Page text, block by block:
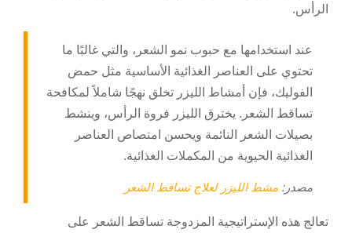
الرأس.
عند استخدامها مع حبوب نمو الشعر، والتي غالبًا ما
تحتوي على العناصر الغذائية الأساسية مثل حمض
الفوليك، فإن أمشاط الليزر تخلق نهجًا شاملاً لمكافحة
تساقط الشعر. يخترق الليزر فروة الرأس، وينشط
بصيلات الشعر النائمة ويحسن امتصاص العناصر
الغذائية الحيوية من المكملات الغذائية.
مصدر: مشط الليزر لعلاج تساقط الشعر
تعالج هذه الإستراتيجية المزدوجة تساقط الشعر على